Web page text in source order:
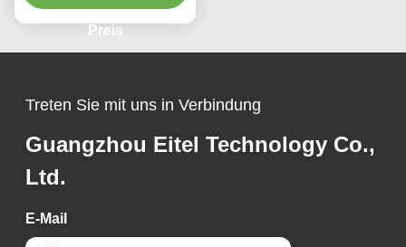
Preis
Treten Sie mit uns in Verbindung
Guangzhou Eitel Technology Co.,
Ltd.
E-Mail